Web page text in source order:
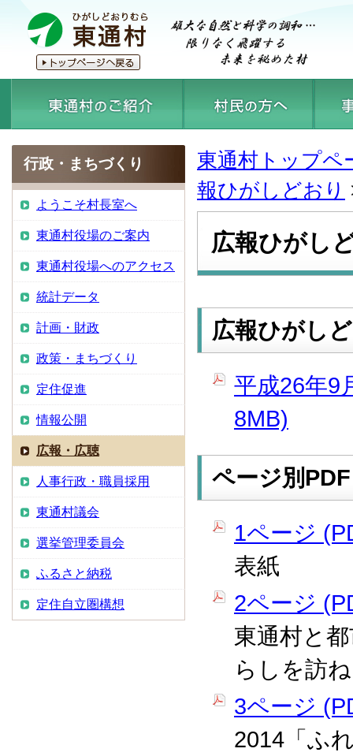
東通村トップペ
報ひがしどおり
広報ひがし
広報ひがし
平成26年9
8MB)
ページ別PDF
1ページ
表紙
2ページ
東通村と
らしを訪
3ページ
2014「ふ
行政・まちづくり
ようこそ村長室へ
東通村役場のご案内
東通村役場へのアクセス
統計データ
計画・財政
政策・まちづくり
定住促進
情報公開
広報・広聴
人事行政・職員採用
東通村議会
選挙管理委員会
ふるさと納税
定住自立圏構想